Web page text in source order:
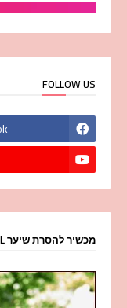
FOLLOW US
מכשיר להסרת שיער SILKN FLASH & GO FREEDOM IPL